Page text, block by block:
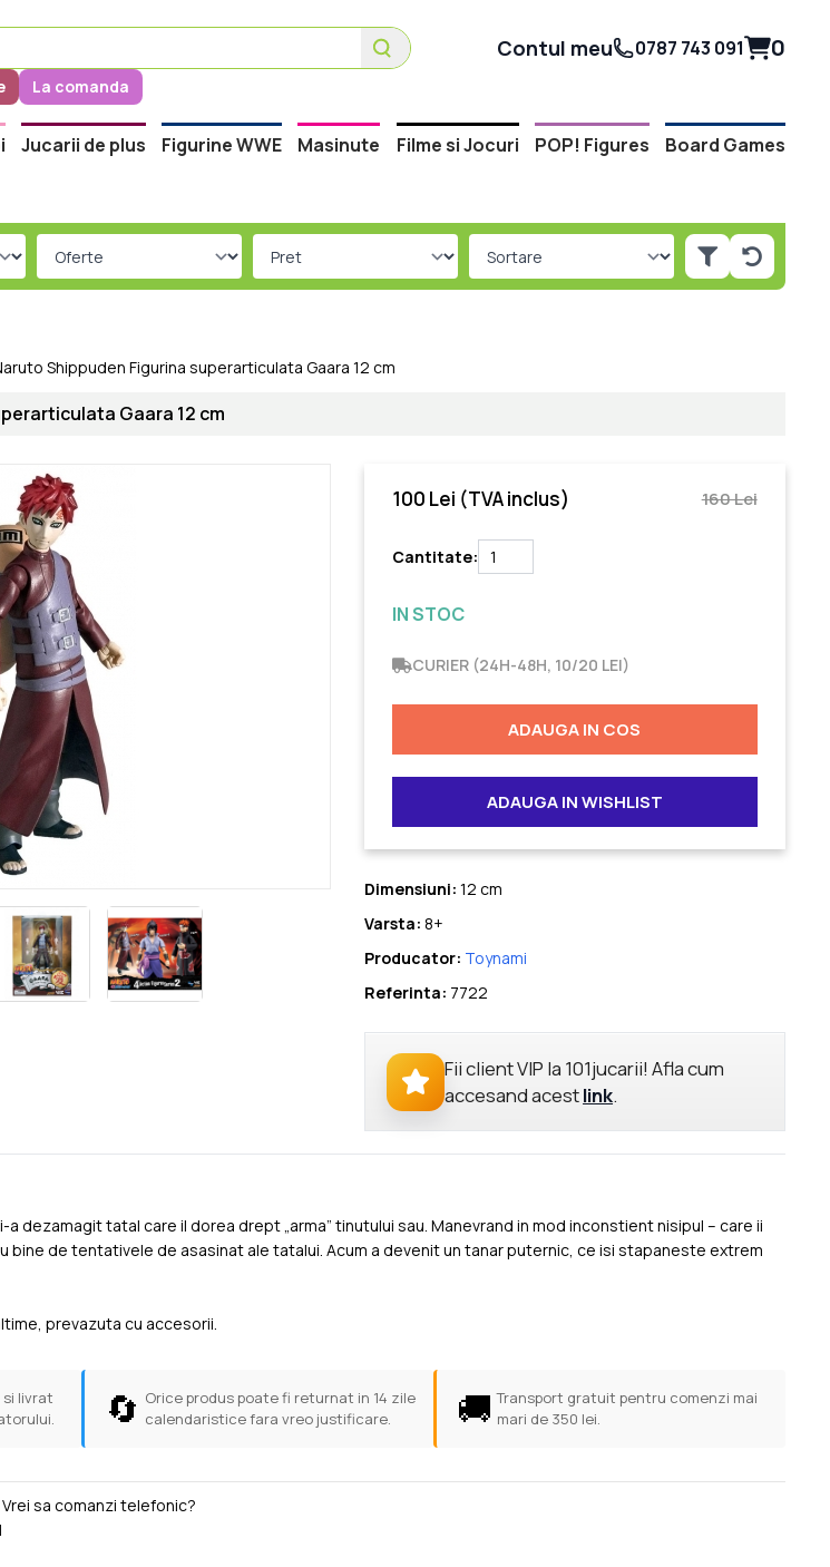
Contul meu 0787 743 091 0
La comanda
Jucarii de plus Figurine WWE Masinute Filme si Jocuri POP! Figures Board Games
Shippuden Figurina superarticulata Gaara 12 cm
Gaara 12 cm
100 Lei (TVA inclus) 160 Lei
Cantitate:
IN STOC
CURIER (24H-48H, 10/20 LEI)
ADAUGA IN COS
ADAUGA IN WISHLIST
Dimensiuni: 12 cm
Varsta: 8+
Producator: Toynami
Referinta: 7722
Fii client VIP la 101jucarii! Afla cum
accesand acestlink.
dezamagit tatal care il dorea drept „arma” tinutului sau. Manevrand in mod inconstient nisipul – care ii
bine de tentativele de asasinat ale tatalui. Acum a devenit un tanar puternic, ce isi stapaneste extrem
prevazuta cu accesorii.
livrat
🔄 Orice produs poate fi returnat in 14 zile
calendaristice fara vreo justificare.
🚚 Transport gratuit pentru comenzi mai
mari de 350 lei.
sa comanzi telefonic?